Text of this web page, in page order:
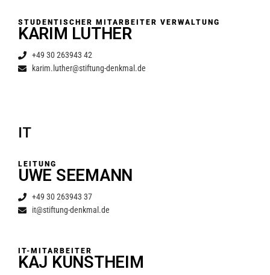
STUDENTISCHER MITARBEITER VERWALTUNG
KARIM LUTHER
+49 30 263943 42
karim.luther@stiftung-denkmal.de
IT
LEITUNG
UWE SEEMANN
+49 30 263943 37
it@stiftung-denkmal.de
IT-MITARBEITER
KAJ KUNSTHEIM